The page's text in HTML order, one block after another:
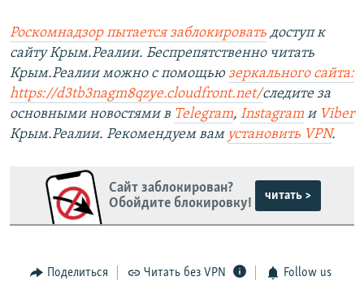
Роскомнадзор пытается заблокировать доступ к
сайту Крым.Реалии. Беспрепятственно читать
Крым.Реалии можно с помощью зеркального сайта:
https://d3tb3nagm8qzye.cloudfront.net/следите за
основными новостями в Telegram, Instagram и Viber
Крым.Реалии. Рекомендуем вам установить VPN.
Сайт заблокирован?
Обойдите блокировку!
читать >
Поделиться Читать без VPN Follow us